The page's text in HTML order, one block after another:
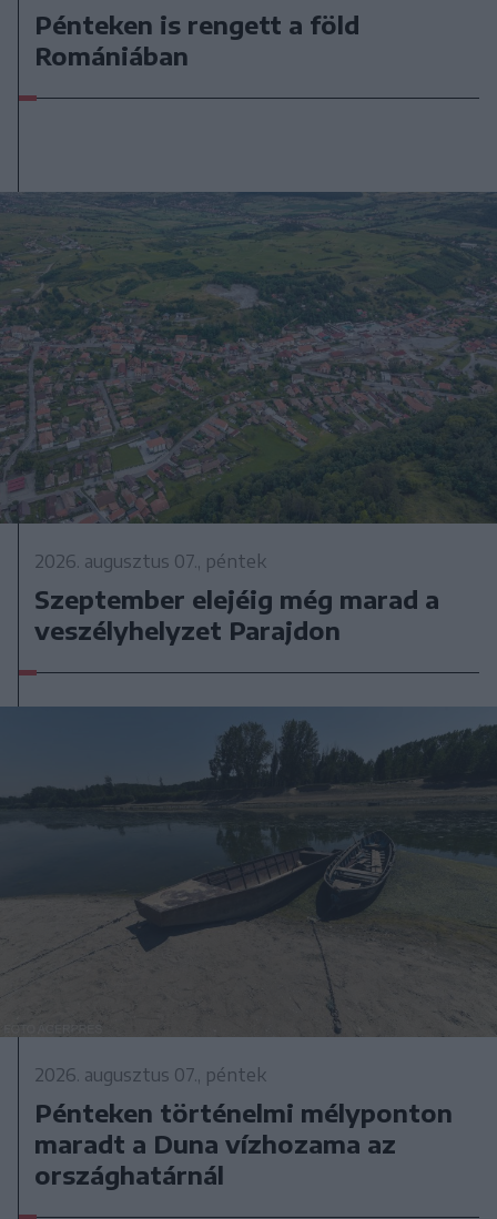
Pénteken is rengett a föld
Romániában
2026. augusztus 07., péntek
Szeptember elejéig még marad a
veszélyhelyzet Parajdon
2026. augusztus 07., péntek
Pénteken történelmi mélyponton
maradt a Duna vízhozama az
országhatárnál